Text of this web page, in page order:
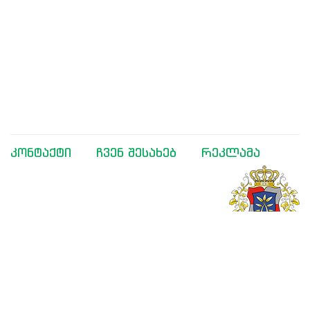
კონტაქტი ჩვენ შესახებ რეკლამა